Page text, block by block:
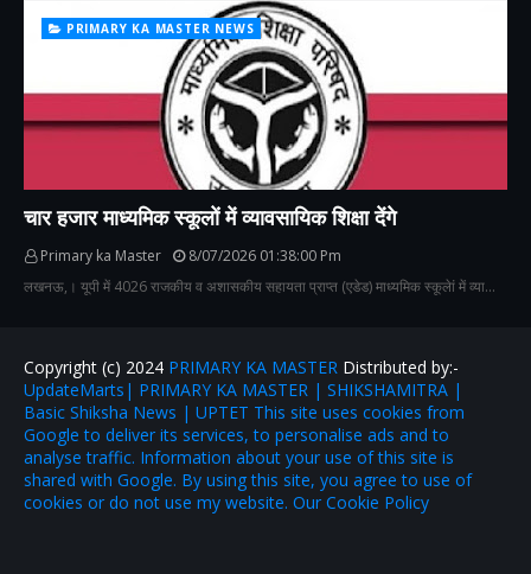
PRIMARY KA MASTER NEWS
चार हजार माध्यमिक स्कूलों में व्यावसायिक शिक्षा देंगे
Primary ka Master
8/07/2026 01:38:00 Pm
लखनऊ,। यूपी में 4026 राजकीय व अशासकीय सहायता प्राप्त (एडेड) माध्यमिक स्कूलेां में व्या…
Copyright (c) 2024 PRIMARY KA MASTER Distributed by:-
UpdateMarts| PRIMARY KA MASTER | SHIKSHAMITRA |
Basic Shiksha News | UPTET This site uses cookies from
Google to deliver its services, to personalise ads and to
analyse traffic. Information about your use of this site is
shared with Google. By using this site, you agree to use of
cookies or do not use my website. Our Cookie Policy